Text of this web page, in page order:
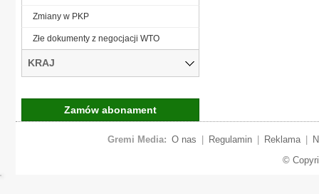
Zmiany w PKP
Złe dokumenty z negocjacji WTO
KRAJ
Zamów abonament
Gremi Media: O nas Regulamin Reklama
©